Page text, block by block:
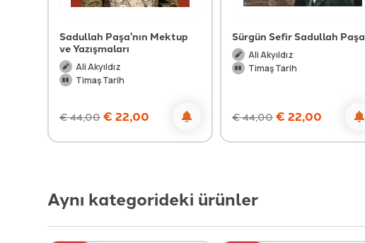
Sadullah Paşa'nın Mektup
ve Yazışmaları
Ali Akyıldız
Timaş Tarih
€44,00 € 22,00
Sürgün Sefir Sadullah Paşa
Ali Akyıldız
Timaş Tarih
€44,00 € 22,00
Aynı kategorideki ürünler